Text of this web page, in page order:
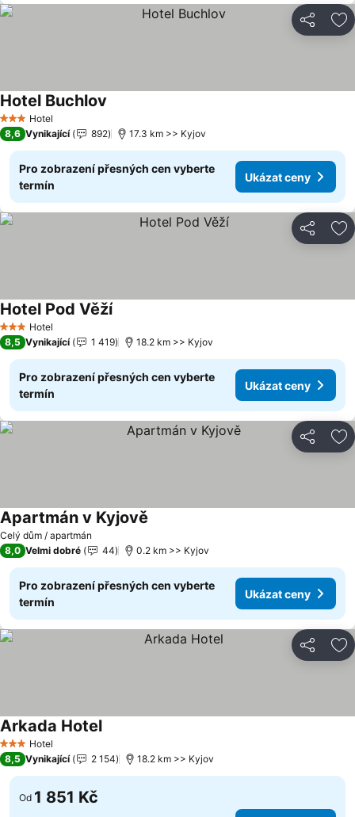
Sdílet
3 Počet hvězdiček
Hotel
Hotel Buchlov
8,6 Vynikající 892 17.3 km >> Kyjov
Pro zobrazení přesných cen vyberte
termín
Ukázat ceny
Sdílet
3 Počet hvězdiček
Hotel
Hotel Pod Věží
8,5 Vynikající 1 419 18.2 km >> Kyjov
Pro zobrazení přesných cen vyberte
termín
Ukázat ceny
Sdílet
Celý dům / apartmán
Apartmán v Kyjově
8,0 Velmi dobré 44 0.2 km >> Kyjov
Pro zobrazení přesných cen vyberte
termín
Ukázat ceny
Sdílet
3 Počet hvězdiček
Hotel
Arkada Hotel
8,5 Vynikající 2 154 18.2 km >> Kyjov
Od 1 851 Kč